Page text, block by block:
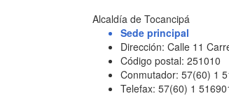
Alcaldía de Tocancipá
Sede principal
Dirección: Calle 11
Código postal: 251010
Conmutador: 57(60) 1
Telefax: 57(60) 1